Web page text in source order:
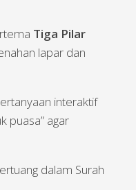
Tiga Pilar
lapar dan
interaktif
puasa” agar
dalam Surah